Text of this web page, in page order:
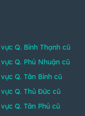
Q. Bình Thạnh cũ
Q. Phú Nhuận cũ
Q. Tân Bình cũ
Q. Thủ Đức cũ
Q. Tân Phú cũ